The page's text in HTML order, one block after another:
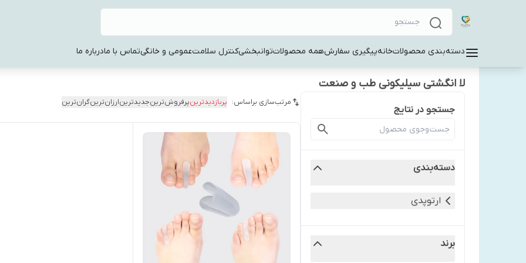
دسته‌بندی محصولاتخانهپیگیری سفارشهمه محصولاتتوانبخشیکنترل سلامتعمومی و خانگیتماس با مادرباره ما
لا انگشتی سیلیکونی طب و صنعت
جستجو در نتایج
دسته‌بندی
ارتوپدی
برند
مرتب‌سازی براساس: پربازدیدترینپرفروش‌ترینجدیدترینارزان‌ترینگران‌ترین